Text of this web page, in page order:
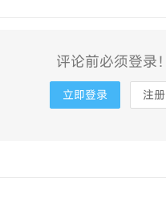
评论前必须登录！
立即登录 注册